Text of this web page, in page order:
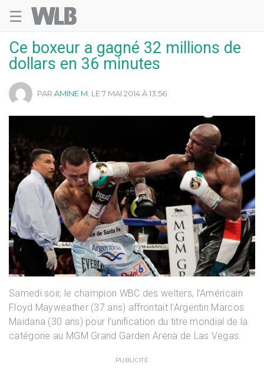
☰
Ce boxeur a gagné 32 millions de
dollars en 36 minutes
PAR AMINE M. LE 7 MAI 2014 À 13:56
Samedi soir, le champion WBC des welters, l’Américain
Floyd Mayweather (37 ans) affrontait l’Argentin Marcos
Maidana (30 ans) pour l’unification du titre mondial de la
catégorie au MGM Grand Garden Arena de Las Vegas.
PUBLICITÉ